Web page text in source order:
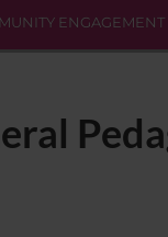
ENGAGEMENT